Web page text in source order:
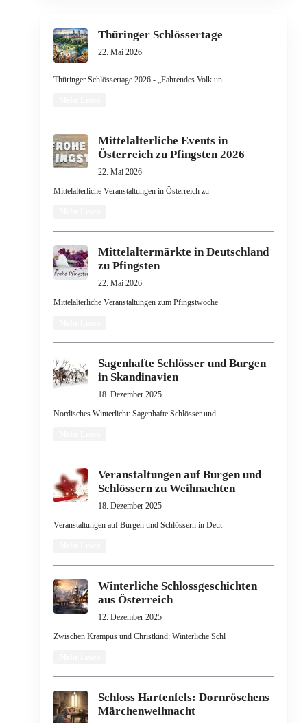
Thüringer Schlössertage
22. Mai 2026
Thüringer Schlössertage 2026 - „Fahrendes Volk un
Mittelalterliche Events in
Österreich zu Pfingsten 2026
22. Mai 2026
Mittelalterliche Veranstaltungen in Österreich zu
Mittelaltermärkte in Deutschland
zu Pfingsten
22. Mai 2026
Mittelalterliche Veranstaltungen zum Pfingstwoche
Sagenhafte Schlösser und Burgen
in Skandinavien
18. Dezember 2025
Nordisches Winterlicht: Sagenhafte Schlösser und
Veranstaltungen auf Burgen und
Schlössern zu Weihnachten
18. Dezember 2025
Veranstaltungen auf Burgen und Schlössern in Deut
Winterliche Schlossgeschichten
aus Österreich
12. Dezember 2025
Zwischen Krampus und Christkind: Winterliche Schl
Schloss Hartenfels: Dornröschens
Märchenweihnacht